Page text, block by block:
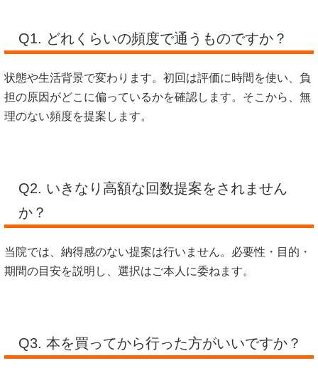
Q1. どれくらいの頻度で通うものですか？
状態や生活背景で変わります。初回は評価に時間を使い、負
担の原因がどこに偏っているかを確認します。そこから、無
理のない頻度を提案します。
Q2. いきなり高額な回数提案をされません
か？
当院では、納得感のない提案は行いません。必要性・目的・
期間の目安を説明し、選択はご本人に委ねます。
Q3. 本を買ってから行った方がいいですか？